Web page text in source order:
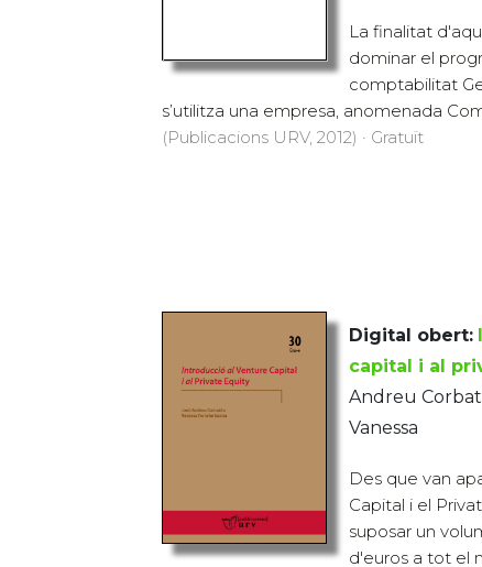
La finalitat
dominar el
comptabilitat
s’utilitza una empresa, anomenada
(Publicacions URV, 2012) · Gratuït
Digital obert:
capital i al
Andreu
Vanessa
Des que van
Capital i el
suposar un
d'euros a tot el